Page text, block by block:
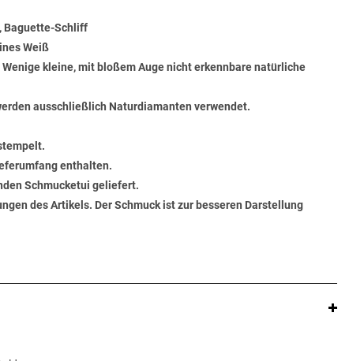
Baguette-Schliff
Weiß
kleine, mit bloßem Auge nicht erkennbare natürliche
ausschließlich Naturdiamanten verwendet.
enthalten.
Schmucketui geliefert.
des Artikels. Der Schmuck ist zur besseren Darstellung